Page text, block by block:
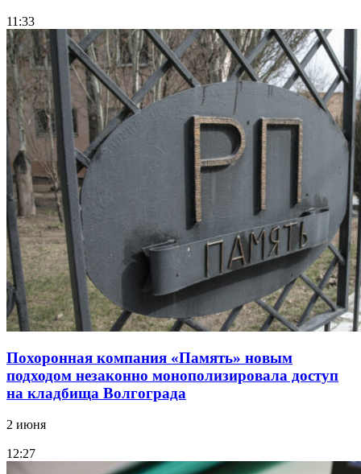
11:33
Похоронная компания «Память» новым
подходом незаконно монополизировала доступ
на кладбища Волгограда
2 июня
12:27